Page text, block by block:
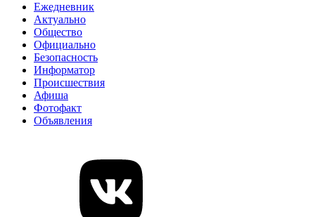
Ежедневник
Актуально
Общество
Официально
Безопасность
Информатор
Происшествия
Афиша
Фотофакт
Объявления